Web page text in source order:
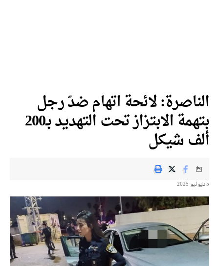
لائحة اتهام ضدّ رجل
بتهمة الابتزاز تحت التهديد بـ200
شيكل